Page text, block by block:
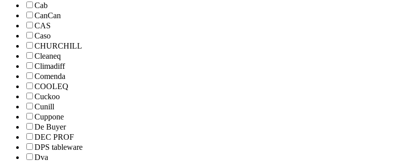
Cab
CanCan
CAS
Caso
CHURCHILL
Cleaneq
Climadiff
Comenda
COOLEQ
Cuckoo
Cunill
Cuppone
De Buyer
DEC PROF
DPS tableware
Dva